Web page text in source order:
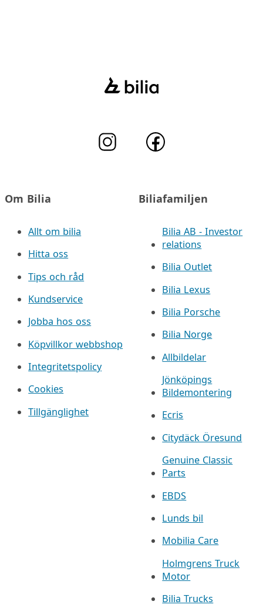
Om Bilia
Allt om bilia
Hitta oss
Tips och råd
Kundservice
Jobba hos oss
Köpvillkor webbshop
Integritetspolicy
Cookies
Tillgänglighet
Biliafamiljen
Bilia AB - Investor
relations
Bilia Outlet
Bilia Lexus
Bilia Porsche
Bilia Norge
Allbildelar
Jönköpings
Bildemontering
Ecris
Citydäck Öresund
Genuine Classic
Parts
EBDS
Lunds bil
Mobilia Care
Holmgrens Truck
Motor
Bilia Trucks